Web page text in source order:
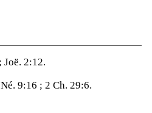
Joë. 2:12.
9:16 ; 2 Ch. 29:6.